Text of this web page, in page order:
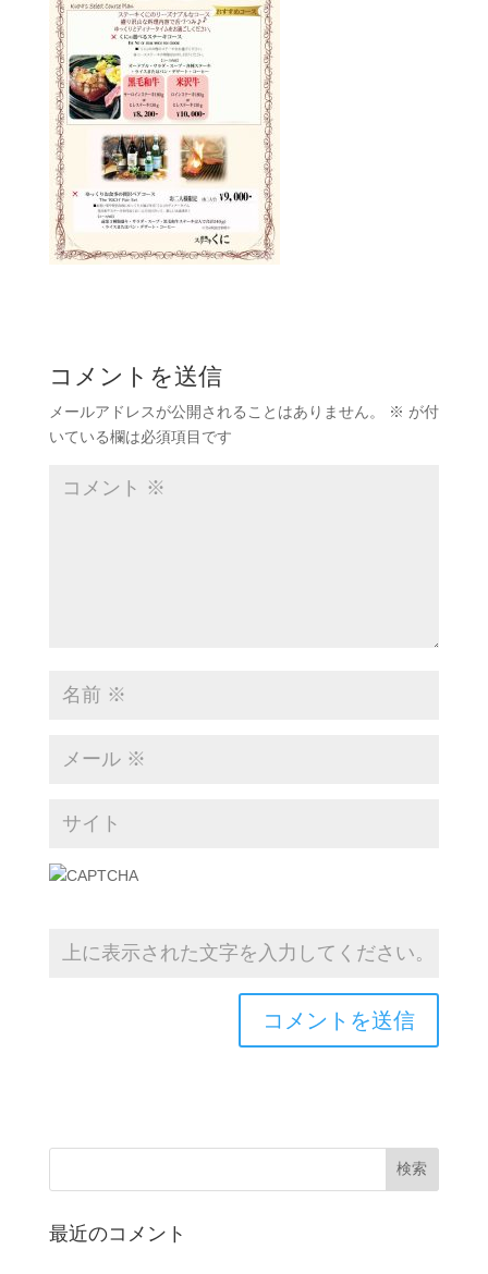
コメントを送信
メールアドレスが公開されることはありません。 ※ が付
いている欄は必須項目です
最近のコメント